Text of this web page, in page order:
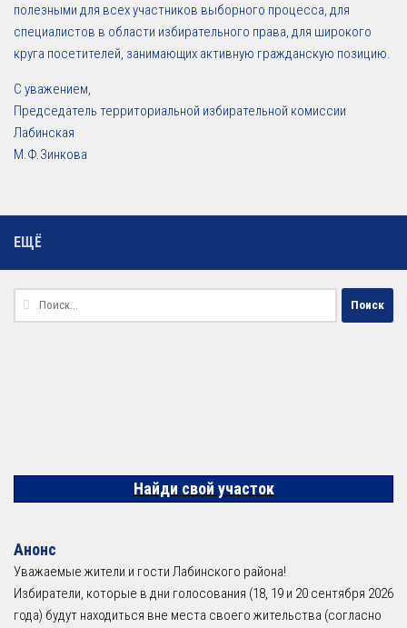
полезными для всех участников выборного процесса, для
специалистов в области избирательного права, для широкого
круга посетителей, занимающих активную гражданскую позицию.
С уважением,
Председатель территориальной избирательной комиссии
Лабинская
М.Ф.Зинкова
ЕЩЁ
Найти:
Найди свой участок
Анонс
Уважаемые жители и гости Лабинского района!
Избиратели, которые в дни голосования (18, 19 и 20 сентября 2026
года) будут находиться вне места своего жительства (согласно